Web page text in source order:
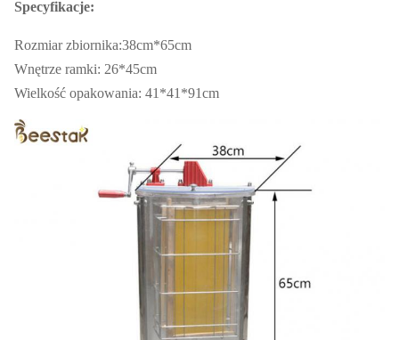
Specyfikacje:
Rozmiar zbiornika:38cm*65cm
Wnętrze ramki: 26*45cm
Wielkość opakowania: 41*41*91cm